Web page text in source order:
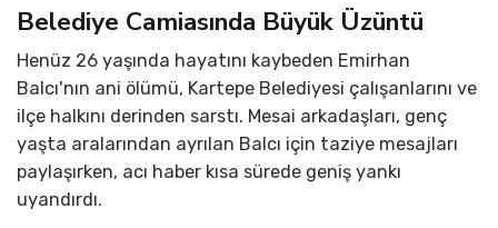
Belediye Camiasında Büyük Üzüntü
Henüz 26 yaşında hayatını kaybeden Emirhan
Balcı'nın ani ölümü, Kartepe Belediyesi çalışanlarını ve
ilçe halkını derinden sarstı. Mesai arkadaşları, genç
yaşta aralarından ayrılan Balcı için taziye mesajları
paylaşırken, acı haber kısa sürede geniş yankı
uyandırdı.